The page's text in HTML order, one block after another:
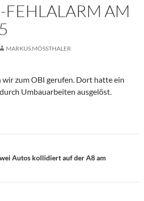
AM
MARKUS MÖSSTHALER
zum OBI gerufen. Dort hatte ein
Umbauarbeiten ausgelöst.
Autos kollidiert auf der A8 am